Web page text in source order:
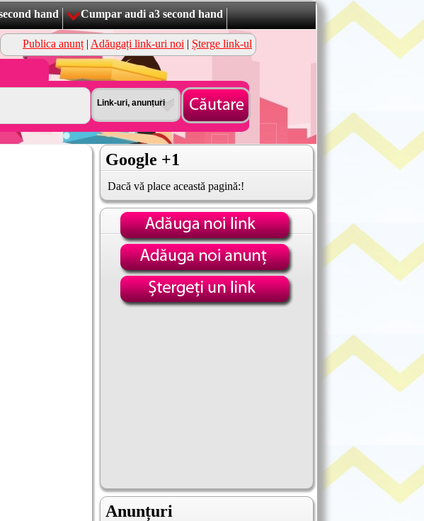
hand Cumpar audi a3 second hand
Publica anunț | Adăugați link-uri noi | Șterge link-ul
Google +1
Dacă vă place această pagină:!
Anunțuri